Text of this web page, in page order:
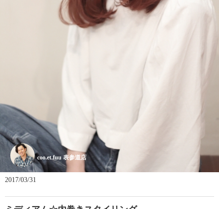
coo.et.fuu 表参道店
2017/03/31